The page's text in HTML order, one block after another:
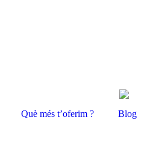
Què més t’oferim ? Blog